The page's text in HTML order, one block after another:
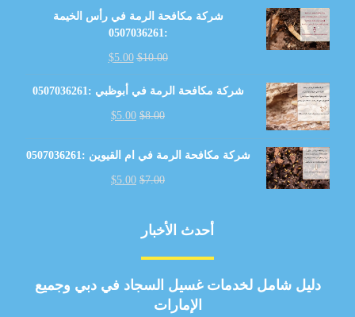
شركة مكافحة الرمة في رأس الخيمة
:0507036261
$10.00
$5.00
شركة مكافحة الرمة في أبوظبي :0507036261
$8.00
$5.00
شركة مكافحة الرمة في ام القيوين :0507036261
$7.00
$5.00
أحدث الأخبار
دليل شامل لخدمات غسيل السجاد في دبي وجميع
الإمارات